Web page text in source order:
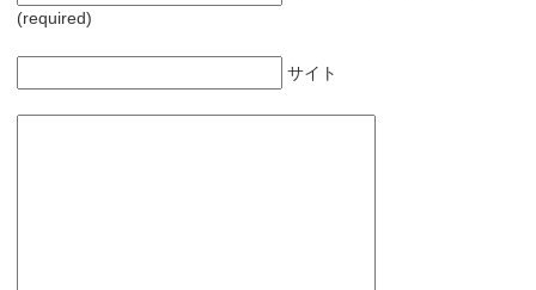
(required)
サイト